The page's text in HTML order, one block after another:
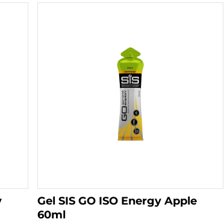
Gel SIS GO ISO Energy Apple
60ml